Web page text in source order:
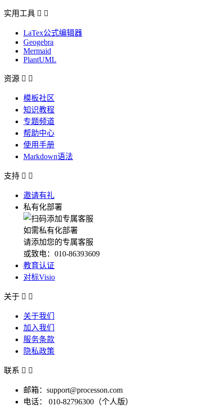
实用工具  
LaTex公式编辑器
Geogebra
Mermaid
PlantUML
资源  
模板社区
知识教程
专题频道
帮助中心
使用手册
Markdown语法
支持  
邀请有礼
私有化部署
如需私有化部署
请添加您的专属客服
或致电：010-86393609
教育认证
对标Visio
关于  
关于我们
加入我们
服务条款
隐私政策
联系  
邮箱：support@processon.com
电话：
010-82796300（个人版）